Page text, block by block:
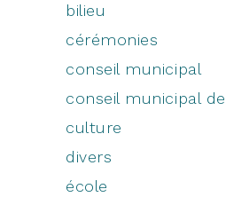
bilieu
cérémonies
conseil municipal
conseil municipal
culture
divers
école